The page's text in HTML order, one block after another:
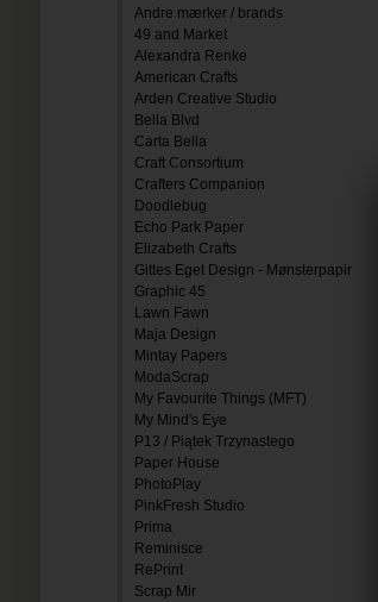
Andre mærker / brands
49 and Market
Alexandra Renke
American Crafts
Arden Creative Studio
Bella Blvd
Carta Bella
Craft Consortium
Crafters Companion
Doodlebug
Echo Park Paper
Elizabeth Crafts
Gittes Eget Design - Mønsterpapir
Graphic 45
Lawn Fawn
Maja Design
Mintay Papers
ModaScrap
My Favourite Things (MFT)
My Mind's Eye
P13 / Piątek Trzynastego
Paper House
PhotoPlay
PinkFresh Studio
Prima
Reminisce
RePrint
Scrap Mir